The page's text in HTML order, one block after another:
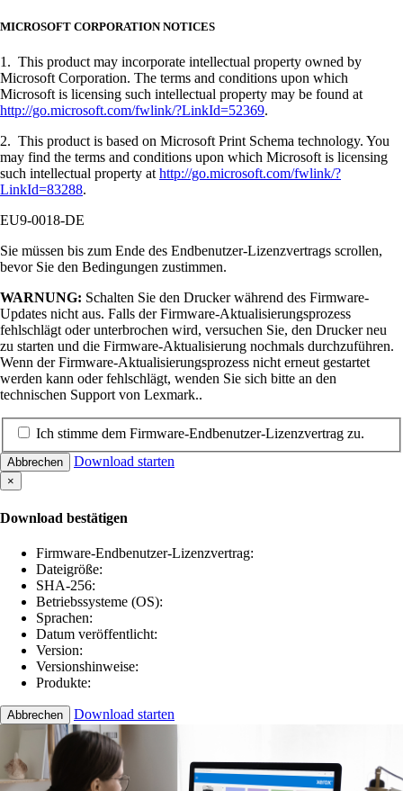
MICROSOFT CORPORATION NOTICES
1. This product may incorporate intellectual property owned by
Microsoft Corporation. The terms and conditions upon which
Microsoft is licensing such intellectual property may be found at
http://go.microsoft.com/fwlink/?LinkId=52369.
2. This product is based on Microsoft Print Schema technology. You
may find the terms and conditions upon which Microsoft is licensing
such intellectual property at http://go.microsoft.com/fwlink/?
LinkId=83288.
EU9-0018-DE
Sie müssen bis zum Ende des Endbenutzer-Lizenzvertrags scrollen,
bevor Sie den Bedingungen zustimmen.
WARNUNG: Schalten Sie den Drucker während des Firmware-
Updates nicht aus. Falls der Firmware-Aktualisierungsprozess
fehlschlägt oder unterbrochen wird, versuchen Sie, den Drucker neu
zu starten und die Firmware-Aktualisierung nochmals durchzuführen.
Wenn der Firmware-Aktualisierungsprozess nicht erneut gestartet
werden kann oder fehlschlägt, wenden Sie sich bitte an den
technischen Support von Lexmark..
Ich stimme dem Firmware-Endbenutzer-Lizenzvertrag zu.
Abbrechen Download starten
×
Download bestätigen
Firmware-Endbenutzer-Lizenzvertrag:
Dateigröße:
SHA-256:
Betriebssysteme (OS):
Sprachen:
Datum veröffentlicht:
Version:
Versionshinweise:
Produkte:
Abbrechen Download starten